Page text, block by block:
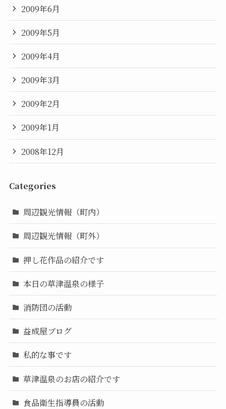
2009年6月
2009年5月
2009年4月
2009年3月
2009年2月
2009年1月
2008年12月
Categories
周辺観光情報（町内）
周辺観光情報（町外）
押し花作品の紹介です
本日の草津温泉の様子
消防団の活動
益成屋ブログ
私的な事です
草津温泉のお店の紹介です
食品衛生指導員の活動